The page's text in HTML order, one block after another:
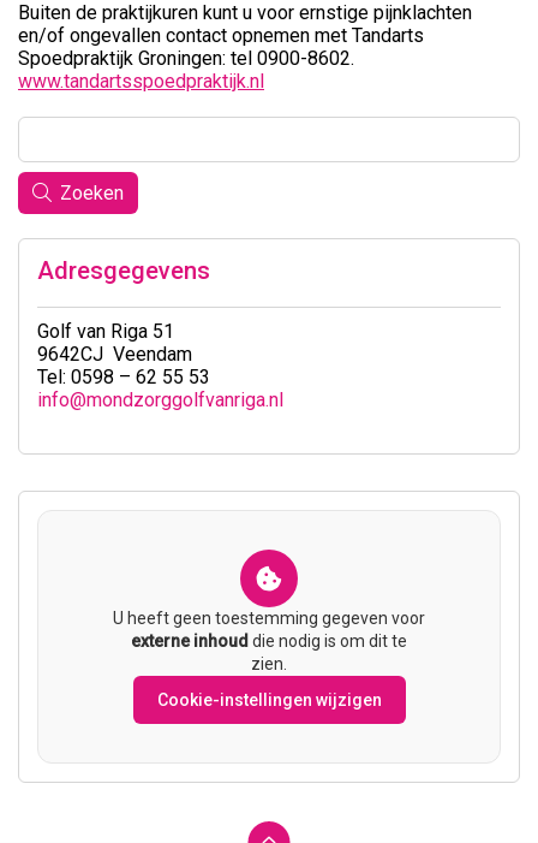
Buiten de praktijkuren kunt u voor ernstige pijnklachten
en/of ongevallen contact opnemen met Tandarts
Spoedpraktijk Groningen: tel 0900-8602.
www.tandartsspoedpraktijk.nl
Zoeken
Adresgegevens
Golf van Riga 51
9642CJ Veendam
Tel: 0598 – 62 55 53
info@mondzorggolfvanriga.nl
U heeft geen toestemming gegeven voor
externe inhoud die nodig is om dit te
zien.
Cookie-instellingen wijzigen